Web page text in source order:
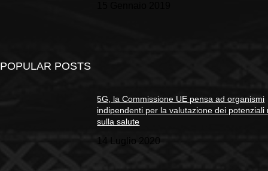
POPULAR POSTS
5G, la Commissione UE pensa ad organismi
indipendenti per la valutazione dei potenziali
sulla salute
14 Luglio 2020